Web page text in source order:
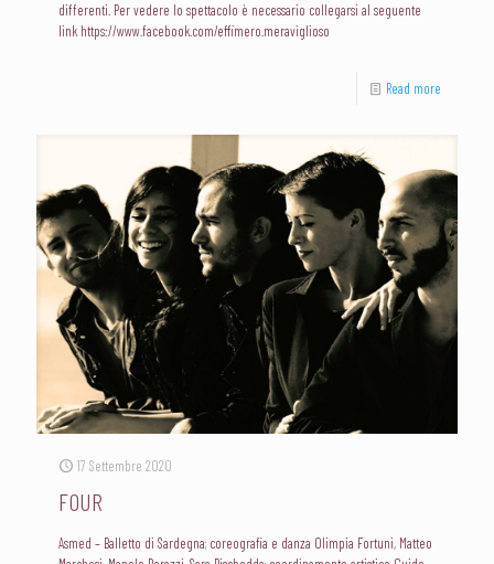
differenti. Per vedere lo spettacolo è necessario collegarsi al seguente
link https://www.facebook.com/effimero.meraviglioso
Read more
17 Settembre 2020
FOUR
Asmed – Balletto di Sardegna; coreografia e danza Olimpia Fortuni, Matteo